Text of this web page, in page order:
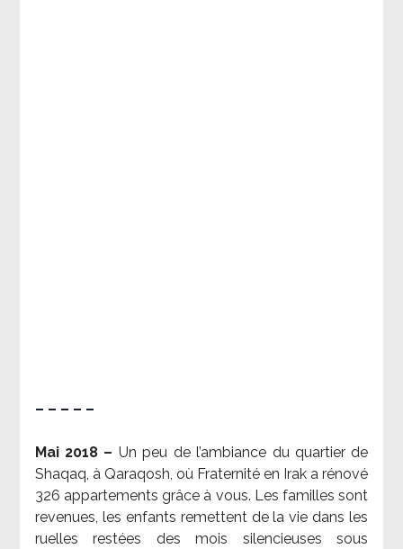
– – – – –
Mai 2018 – Un peu de l’ambiance du quartier de
Shaqaq, à Qaraqosh, où Fraternité en Irak a rénové
326 appartements grâce à vous. Les familles sont
revenues, les enfants remettent de la vie dans les
ruelles restées des mois silencieuses sous